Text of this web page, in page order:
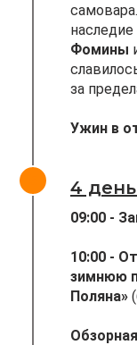
Фомины
за
Ужин в
4
09:00 -
10:00 -
зимнюю
Поляна»